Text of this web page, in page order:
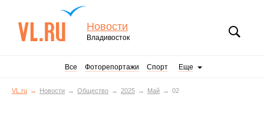
Новости
Владивосток
Все Фоторепортажи Спорт Еще
VL.ru Новости Общество 2025 Май 02